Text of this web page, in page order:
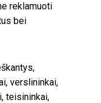
reklamuoti
bei
verslininkai,
teisininkai,